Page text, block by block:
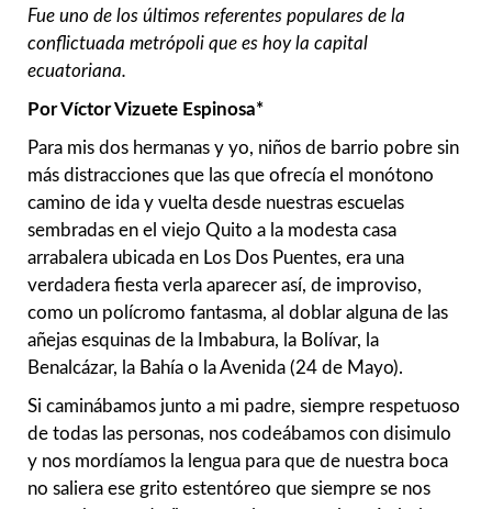
Fue uno de los últimos referentes populares de la
conflictuada metrópoli que es hoy la capital
ecuatoriana.
Por Víctor Vizuete Espinosa*
Para mis dos hermanas y yo, niños de barrio pobre sin
más distracciones que las que ofrecía el monótono
camino de ida y vuelta desde nuestras escuelas
sembradas en el viejo Quito a la modesta casa
arrabalera ubicada en Los Dos Puentes, era una
verdadera fiesta verla aparecer así, de improviso,
como un polícromo fantasma, al doblar alguna de las
añejas esquinas de la Imbabura, la Bolívar, la
Benalcázar, la Bahía o la Avenida (24 de Mayo).
Si caminábamos junto a mi padre, siempre respetuoso
de todas las personas, nos codeábamos con disimulo
y nos mordíamos la lengua para que de nuestra boca
no saliera ese grito estentóreo que siempre se nos